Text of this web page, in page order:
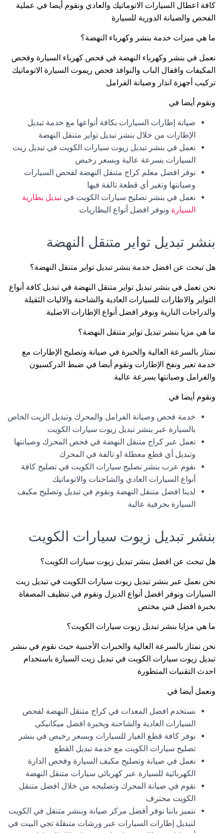
كافة اعطال السيارات الاتوماتيك والعادي ونقوم أيضا في عملية
الفحص والصيانة الدورية للسيارة
ما هي ميزات خدمة بنشر وكهرباء النهضة؟
نعمل في بنشر وكهرباء النهضة في فحص كهرباء السيارة وفحص
المكيفات واقفال الباب والنوافذ فحص ريموت السيارة الاتوماتيك
تركيب أجهزة انذار وصيانة الفرامل
ونقوم أيضا في:
صيانة إطارات السيارات بكافة أنواعها مع خدمة تبديل
الإطارات من خلال بنشر تبديل تواير متنقل النهضة
نعمل في بنشر تبديل زيوت سيارات الكويت في تبديل زيت
السيارات بسرعة عالية وبسعر رخيص
نوفر افضل معلم كراج متنقل النهضة لفحص السيارات
وصيانتها وتغير أي قطعة تالفة فيها.
نعمل في بنشر تصليح سيارات الكويت في تبديل بطارية
السيارة ونوفر افضل أنواع البطاريات.
بنشر تبديل تواير متنقل النهضة
هل تبحث عن افضل خدمة بنشر تبديل تواير متنقل النهضة؟
نحن نعمل في بنشر تبديل تواير متنقل النهضة في تبديل كافة أنواع
التواير والاطارات للسيارات العادية والشاحنة والاليات الثقيلة
والدراجات النارية ونوفر افضل أنواع الإطارات الاصلية.
ما هي مزيا بنشر تبديل تواير متنقل النهضة؟
نمتاز بالسرعة العالية والخبرة في صيانة وتصليح الإطارات مع
خدمة تعير ونفخ الإطارات ونقوم أيضا في ضبط الدركسيون
والفرامل وصيانتها بسرعة عالية.
ونقوم أيضا في:
خدمة فحص وصيانة الفرامل والمحرك وتبديل الزيت الخاص
بالسيارة عبر بنشر تبديل زيوت سيارات الكويت
نعمل عبر كراج متنقل النهضة في فحص المحرك وصيانتها
وتبديل أي قطع معطلة او تالفة في المحرك
نقوم عرب بنشر تصليح سيارات الكويت في تصليح كافة
أنواع السيارات العادي والشاحنات والاتوماتيك.
لدينا افضل متنقل النهضة ونقوم في تبديل وتصليح مكيف
السيارة بحرفية عالية
بنشر تبديل زيوت سيارات الكويت
هل تبحث عن افضل بنشر تبديل زيوت سيارات الكويت؟
نحن نعمل عبر بنشر تبديل زيوت سيارات الكويت في تبديل زيت
السيارات ونوفر افضل أنواع الديزل ونقوم في تنظيف المصفاة
بخبرة افضل فني مختص
ما هي مزايا بنشر تبديل زيوت سيارات الكويت؟
نحن نمتاز بالسرعة العالية والخبرات الأجنبية حيث نقوم في بنشر
تبديل زيوت سيارات الكويت في تبديل زيت السيارة باستخدام
احدث التقنيات المتطورة
ونعمل أيضا في:
نستخدم افضل المعدات في كراج متنقل النهضة لفحص
السيارات العادية والشاحنة وبخبرة افضل ميكانيكي
نوفر كافة قطع الغيار للسيارات وبسعر رخيص في بنشر
تصليح سيارات الكويت مع خدمة تبديل القطع
نعمل في صيانة وتصليح مكيف السيارة وفحص الدارة
الكهربائية للسيارة عبر كهربائي سيارات متنقل النهضة
نقوم في صيانة المحرك وتصليحه من خلال افضل متنقل
الكويت محترف
نتميز باننا نوفر أفضل مركز صيانة وبنشر متنقل في الكويت
لتبديل إطارات السيارات عبر ورشات متنقلة تجي البيت في